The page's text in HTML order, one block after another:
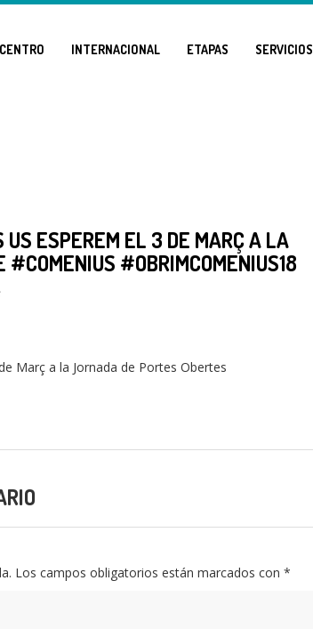
CENTRO INTERNACIONAL ETAPAS SERVICIOS
ESPEREM EL 3 DE MARÇ A LA
#COMENIUS #OBRIMCOMENIUS18
Los campos obligatorios están marcados con *